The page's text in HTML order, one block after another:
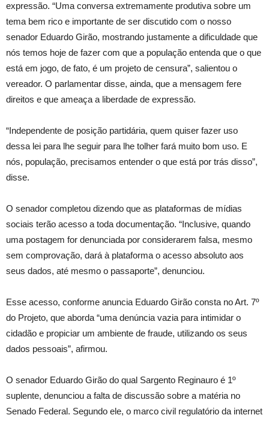
expressão. “Uma conversa extremamente produtiva sobre um
tema bem rico e importante de ser discutido com o nosso
senador Eduardo Girão, mostrando justamente a dificuldade que
nós temos hoje de fazer com que a população entenda que o que
está em jogo, de fato, é um projeto de censura”, salientou o
vereador. O parlamentar disse, ainda, que a mensagem fere
direitos e que ameaça a liberdade de expressão.
“Independente de posição partidária, quem quiser fazer uso
dessa lei para lhe seguir para lhe tolher fará muito bom uso. E
nós, população, precisamos entender o que está por trás disso”,
disse.
O senador completou dizendo que as plataformas de mídias
sociais terão acesso a toda documentação. “Inclusive, quando
uma postagem for denunciada por considerarem falsa, mesmo
sem comprovação, dará à plataforma o acesso absoluto aos
seus dados, até mesmo o passaporte”, denunciou.
Esse acesso, conforme anuncia Eduardo Girão consta no Art. 7º
do Projeto, que aborda “uma denúncia vazia para intimidar o
cidadão e propiciar um ambiente de fraude, utilizando os seus
dados pessoais”, afirmou.
O senador Eduardo Girão do qual Sargento Reginauro é 1º
suplente, denunciou a falta de discussão sobre a matéria no
Senado Federal. Segundo ele, o marco civil regulatório da internet